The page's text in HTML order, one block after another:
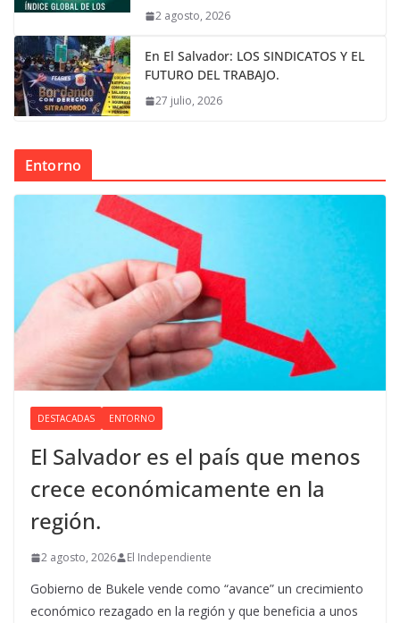
2 agosto, 2026
En El Salvador: LOS SINDICATOS Y EL
FUTURO DEL TRABAJO.
27 julio, 2026
Entorno
DESTACADAS ENTORNO
El Salvador es el país que menos
crece económicamente en la
región.
2 agosto, 2026 El Independiente
Gobierno de Bukele vende como “avance” un crecimiento
económico rezagado en la región y que beneficia a unos